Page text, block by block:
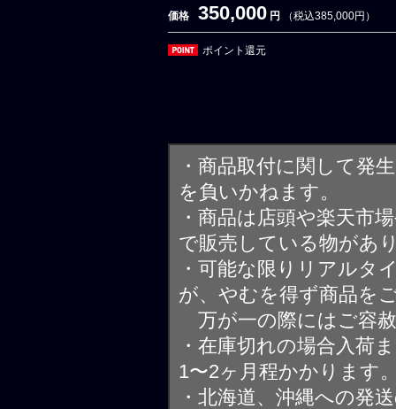
価格 350,000 円 （税込385,000円）
ポイント還元
・商品取付に関して発
を負いかねます。
・商品は店頭や楽天市
で販売している物があ
・可能な限りリアルタ
が、やむを得ず商品を
万が一の際にはご容
・在庫切れの場合入荷
1〜2ヶ月程かかります
・北海道、沖縄への発